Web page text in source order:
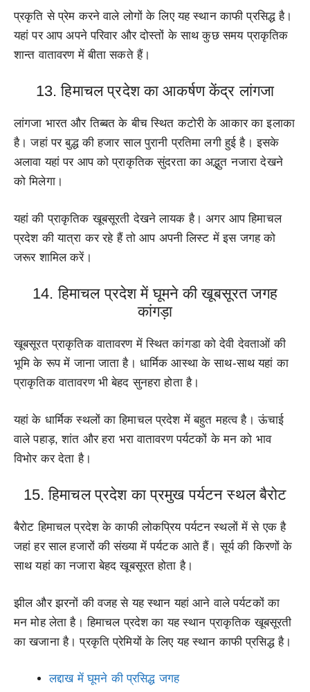
प्रकृति से प्रेम करने वाले लोगों के लिए यह स्थान काफी प्रसिद्ध है।
यहां पर आप अपने परिवार और दोस्तों के साथ कुछ समय प्राकृतिक
शान्त वातावरण में बीता सकते हैं।
13. हिमाचल प्रदेश का आकर्षण केंद्र लांगजा
लांगजा भारत और तिब्बत के बीच स्थित कटोरी के आकार का इलाका
है। जहां पर बुद्ध की हजार साल पुरानी प्रतिमा लगी हुई है। इसके
अलावा यहां पर आप को प्राकृतिक सुंदरता का अद्भुत नजारा देखने
को मिलेगा।
यहां की प्राकृतिक खूबसूरती देखने लायक है। अगर आप हिमाचल
प्रदेश की यात्रा कर रहे हैं तो आप अपनी लिस्ट में इस जगह को
जरूर शामिल करें।
14. हिमाचल प्रदेश में घूमने की खूबसूरत जगह
कांगड़ा
खूबसूरत प्राकृतिक वातावरण में स्थित कांगडा को देवी देवताओं की
भूमि के रूप में जाना जाता है। धार्मिक आस्था के साथ-साथ यहां का
प्राकृतिक वातावरण भी बेहद सुनहरा होता है।
यहां के धार्मिक स्थलों का हिमाचल प्रदेश में बहुत महत्व है। ऊंचाई
वाले पहाड़, शांत और हरा भरा वातावरण पर्यटकों के मन को भाव
विभोर कर देता है।
15. हिमाचल प्रदेश का प्रमुख पर्यटन स्थल बैरोट
बैरोट हिमाचल प्रदेश के काफी लोकप्रिय पर्यटन स्थलों में से एक है
जहां हर साल हजारों की संख्या में पर्यटक आते हैं। सूर्य की किरणों के
साथ यहां का नजारा बेहद खूबसूरत होता है।
झील और झरनों की वजह से यह स्थान यहां आने वाले पर्यटकों का
मन मोह लेता है। हिमाचल प्रदेश का यह स्थान प्राकृतिक खूबसूरती
का खजाना है। प्रकृति प्रेमियों के लिए यह स्थान काफी प्रसिद्ध है।
लद्दाख में घूमने की प्रसिद्ध जगह